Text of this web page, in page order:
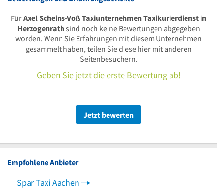
FürAxel Scheins-Voß Taxiunternehmen Taxikurierdienst in
Herzogenrathsind noch keine Bewertungen abgegeben
worden. Wenn Sie Erfahrungen mit diesem Unternehmen
gesammelt haben, teilen Sie diese hier mit anderen
Seitenbesuchern.
Geben Sie jetzt die erste Bewertung ab!
Jetzt bewerten
Empfohlene Anbieter
Spar Taxi Aachen